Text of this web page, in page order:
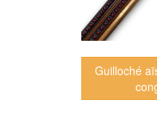
Guilloché